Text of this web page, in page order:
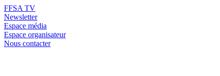
FFSA TV
Newsletter
Espace média
Espace organisateur
Nous contacter